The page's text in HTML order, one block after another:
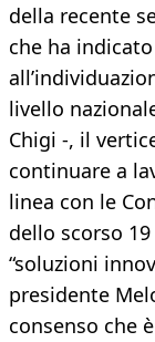
della recente
che ha
livello
Chigi -, il
continuare a
linea con le
dello scorso
“soluzioni
presidente
consenso che